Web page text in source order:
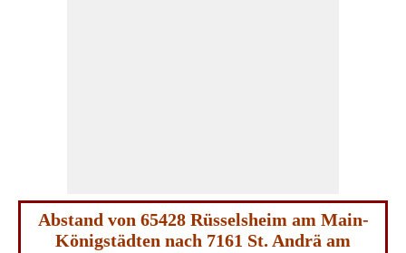
Abstand von 65428 Rüsselsheim am Main-
Königstädten nach 7161 St. Andrä am